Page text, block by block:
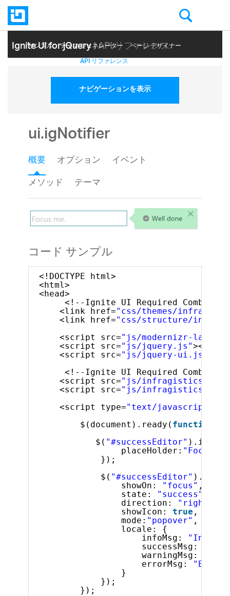
Ignite UI for jQuery| API リファレンス
サンプル テーマ ジェネレーター ページ デザイナー
ヘルプ トピック API リファレンス
ナビゲーションを表示
ui.igNotifier
概要 オプション
イベント
メソッド
テーマ
コード サンプル
<!DOCTYPE html>
<html>
<head>
<!--Ignite UI Required Combined
<link href="css/themes/
<link href="css/structure/
<script src="js/modernizr-
<script src="js/jquery.js"></
<script src="js/jquery-ui.js"
<!--Ignite UI Required
<script src="js/
<script src="js/
<script type="text/javascript"
$(document).ready( function
$( "#successEditor"
placeHolder: "Focus
});
$( "#successEditor"
showOn:
"focus" ,
state:
"success"
direction:
"right"
showIcon: true ,
mode: "popover" ,
locale: {
infoMsg:
successMsg:
warningMsg:
errorMsg:
}
});
});